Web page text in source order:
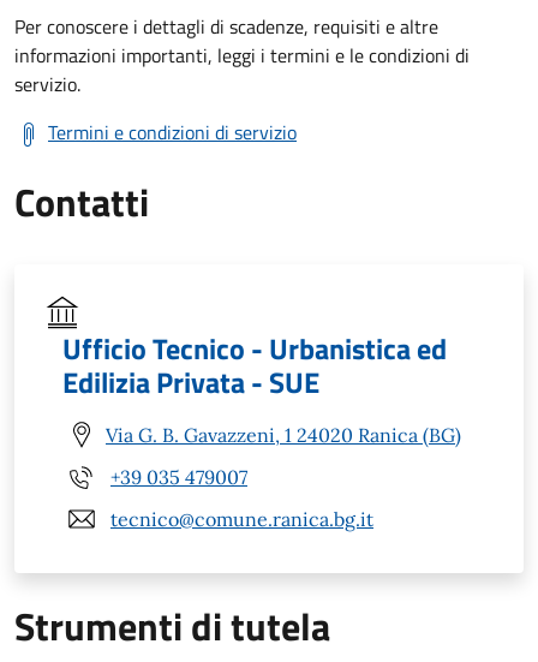
Per conoscere i dettagli di scadenze, requisiti e altre
informazioni importanti, leggi i termini e le condizioni di
servizio.
Termini e condizioni di servizio
Contatti
Ufficio Tecnico - Urbanistica ed
Edilizia Privata - SUE
Via G. B. Gavazzeni, 1 24020 Ranica (BG)
+39 035 479007
tecnico@comune.ranica.bg.it
Strumenti di tutela